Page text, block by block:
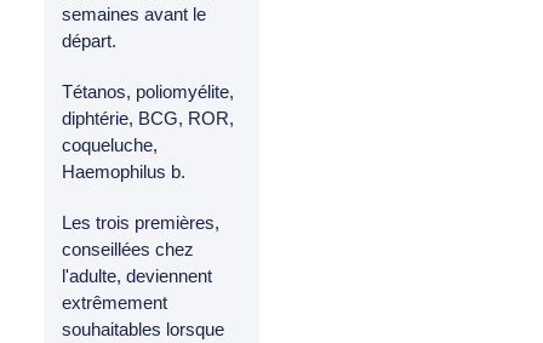
semaines avant le
départ.
Tétanos, poliomyélite,
diphtérie, BCG, ROR,
coqueluche,
Haemophilus b.
Les trois premières,
conseillées chez
l'adulte, deviennent
extrêmement
souhaitables lorsque